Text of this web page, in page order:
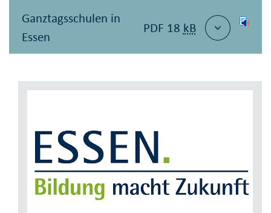
Ganztagsschulen in
Essen
PDF 18 kB